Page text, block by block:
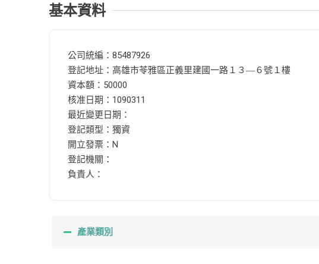
基本資料
公司統編：85487926
登記地址：高雄市苓雅區正義里建國一路１３―６號１樓
資本額：50000
核准日期：1090311
最近變更日期：
登記類型：獨資
開立發票：N
登記機關：
負責人：
產業類別